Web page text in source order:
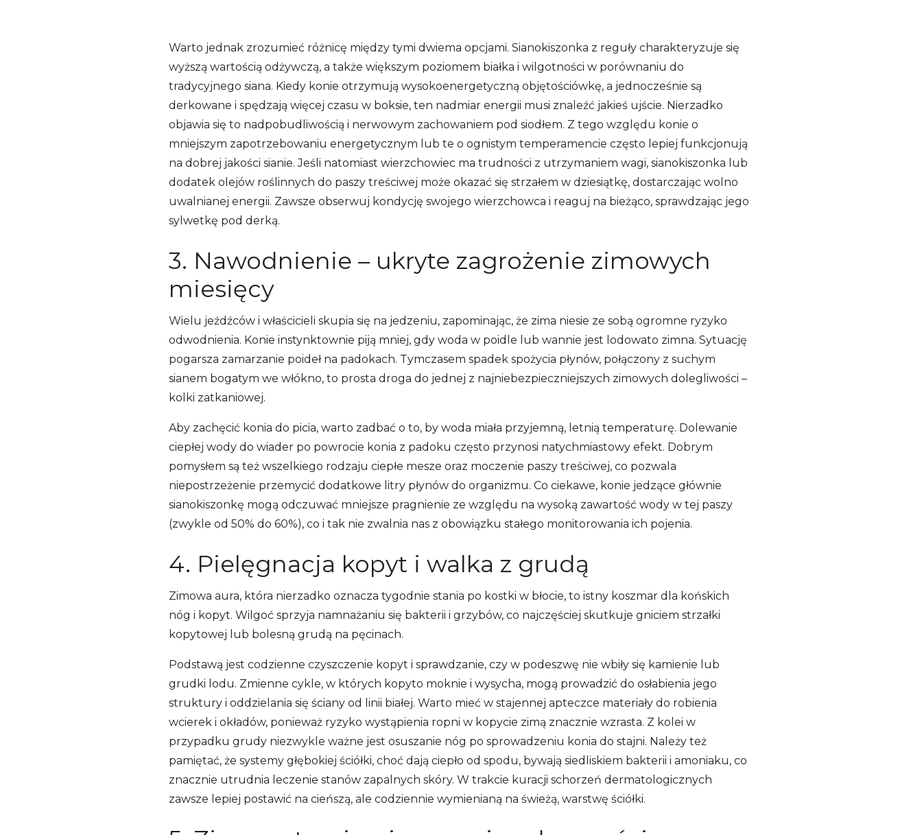
Warto jednak zrozumieć różnicę między tymi dwiema opcjami. Sianokiszonka z reguły charakteryzuje się
wyższą wartością odżywczą, a także większym poziomem białka i wilgotności w porównaniu do
tradycyjnego siana. Kiedy konie otrzymują wysokoenergetyczną objętościówkę, a jednocześnie są
derkowane i spędzają więcej czasu w boksie, ten nadmiar energii musi znaleźć jakieś ujście. Nierzadko
objawia się to nadpobudliwością i nerwowym zachowaniem pod siodłem. Z tego względu konie o
mniejszym zapotrzebowaniu energetycznym lub te o ognistym temperamencie często lepiej funkcjonują
na dobrej jakości sianie. Jeśli natomiast wierzchowiec ma trudności z utrzymaniem wagi, sianokiszonka lub
dodatek olejów roślinnych do paszy treściwej może okazać się strzałem w dziesiątkę, dostarczając wolno
uwalnianej energii. Zawsze obserwuj kondycję swojego wierzchowca i reaguj na bieżąco, sprawdzając jego
sylwetkę pod derką.
3. Nawodnienie – ukryte zagrożenie zimowych
miesięcy
Wielu jeźdźców i właścicieli skupia się na jedzeniu, zapominając, że zima niesie ze sobą ogromne ryzyko
odwodnienia. Konie instynktownie piją mniej, gdy woda w poidle lub wannie jest lodowato zimna. Sytuację
pogarsza zamarzanie poideł na padokach. Tymczasem spadek spożycia płynów, połączony z suchym
sianem bogatym we włókno, to prosta droga do jednej z najniebezpieczniejszych zimowych dolegliwości –
kolki zatkaniowej.
Aby zachęcić konia do picia, warto zadbać o to, by woda miała przyjemną, letnią temperaturę. Dolewanie
ciepłej wody do wiader po powrocie konia z padoku często przynosi natychmiastowy efekt. Dobrym
pomysłem są też wszelkiego rodzaju ciepłe mesze oraz moczenie paszy treściwej, co pozwala
niepostrzeżenie przemycić dodatkowe litry płynów do organizmu. Co ciekawe, konie jedzące głównie
sianokiszonkę mogą odczuwać mniejsze pragnienie ze względu na wysoką zawartość wody w tej paszy
(zwykle od 50% do 60%), co i tak nie zwalnia nas z obowiązku stałego monitorowania ich pojenia.
4. Pielęgnacja kopyt i walka z grudą
Zimowa aura, która nierzadko oznacza tygodnie stania po kostki w błocie, to istny koszmar dla końskich
nóg i kopyt. Wilgoć sprzyja namnażaniu się bakterii i grzybów, co najczęściej skutkuje gniciem strzałki
kopytowej lub bolesną grudą na pęcinach.
Podstawą jest codzienne czyszczenie kopyt i sprawdzanie, czy w podeszwę nie wbiły się kamienie lub
grudki lodu. Zmienne cykle, w których kopyto moknie i wysycha, mogą prowadzić do osłabienia jego
struktury i oddzielania się ściany od linii białej. Warto mieć w stajennej apteczce materiały do robienia
wcierek i okładów, ponieważ ryzyko wystąpienia ropni w kopycie zimą znacznie wzrasta. Z kolei w
przypadku grudy niezwykle ważne jest osuszanie nóg po sprowadzeniu konia do stajni. Należy też
pamiętać, że systemy głębokiej ściółki, choć dają ciepło od spodu, bywają siedliskiem bakterii i amoniaku, co
znacznie utrudnia leczenie stanów zapalnych skóry. W trakcie kuracji schorzeń dermatologicznych
zawsze lepiej postawić na cieńszą, ale codziennie wymienianą na świeżą, warstwę ściółki.